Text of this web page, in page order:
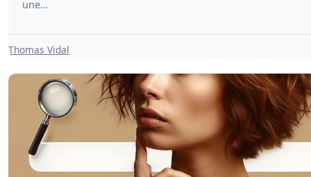
une…
Thomas Vidal